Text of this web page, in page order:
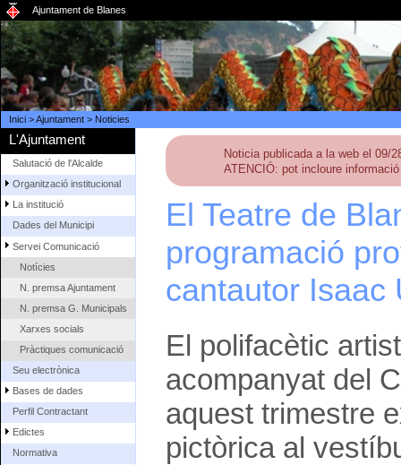
Ajuntament de Blanes
Inici>Ajuntament> Noticies
L'Ajuntament
Salutació de l'Alcalde
Organització institucional
La institució
Dades del Municipi
Servei Comunicació
Notícies
N. premsa Ajuntament
N. premsa G. Municipals
Xarxes socials
Pràctiques comunicació
Seu electrònica
Bases de dades
Perfil Contractant
Edictes
Normativa
Noticia publicada a la web el 09/
ATENCIÓ: pot incloure
El Teatre de
programació
cantautor Isaac
El polifacètic
acompanyat del
aquest trimestre
pictòrica al